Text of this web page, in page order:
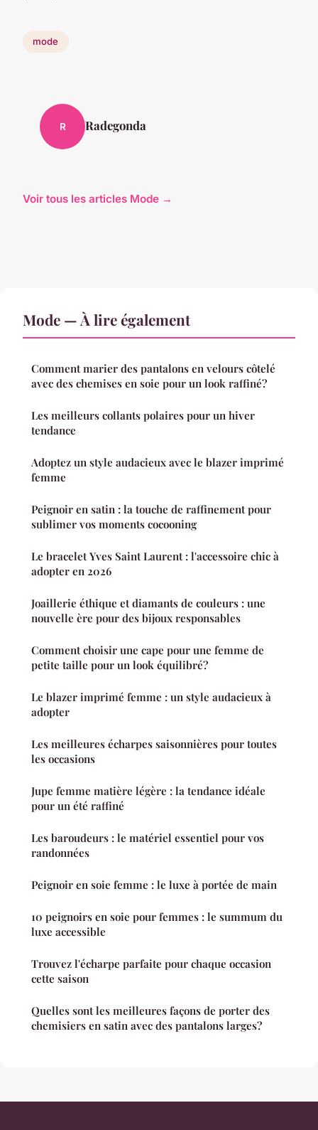
mode
R Radegonda
Voir tous les articles Mode →
Mode — À lire également
Comment marier des pantalons en velours côtelé
avec des chemises en soie pour un look raffiné?
Les meilleurs collants polaires pour un hiver
tendance
Adoptez un style audacieux avec le blazer imprimé
femme
Peignoir en satin : la touche de raffinement pour
sublimer vos moments cocooning
Le bracelet Yves Saint Laurent : l'accessoire chic à
adopter en 2026
Joaillerie éthique et diamants de couleurs : une
nouvelle ère pour des bijoux responsables
Comment choisir une cape pour une femme de
petite taille pour un look équilibré?
Le blazer imprimé femme : un style audacieux à
adopter
Les meilleures écharpes saisonnières pour toutes
les occasions
Jupe femme matière légère : la tendance idéale
pour un été raffiné
Les baroudeurs : le matériel essentiel pour vos
randonnées
Peignoir en soie femme : le luxe à portée de main
10 peignoirs en soie pour femmes : le summum du
luxe accessible
Trouvez l'écharpe parfaite pour chaque occasion
cette saison
Quelles sont les meilleures façons de porter des
chemisiers en satin avec des pantalons larges?